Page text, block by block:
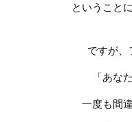
ということ
ですが、
「あな
一度も間